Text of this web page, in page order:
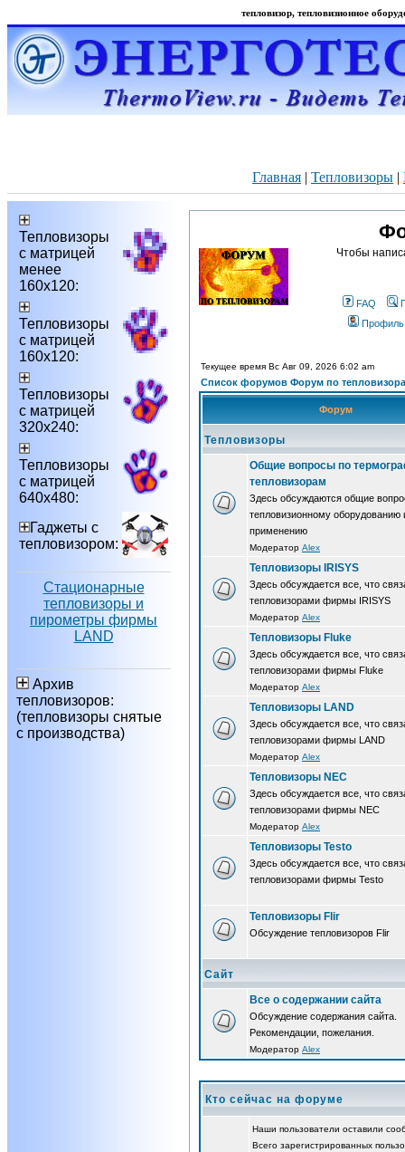
тепловизор, тепловизионное
Главная | Тепловизоры |
Тепловизоры
с матрицей
менее
160х120:
Тепловизоры
с матрицей
160х120:
Тепловизоры
с матрицей
320х240:
Тепловизоры
с матрицей
640х480:
Гаджеты с
тепловизором:
Стационарные
тепловизоры и
пирометры фирмы
LAND
Архив
тепловизоров:
(тепловизоры снятые
с производства)
Чтобы
FAQ
Профиль
Текущее время Вс Авг 09, 2026 6:02 am
Список форумов Форум по
Форум
Тепловизоры
Общие вопросы по
тепловизорам
Здесь обсуждаются общие
тепловизионному оборудованию
применению
Модератор Alex
Тепловизоры IRISYS
Здесь обсуждается все, что
тепловизорами фирмы IRISYS
Модератор Alex
Тепловизоры Fluke
Здесь обсуждается все, что
тепловизорами фирмы Fluke
Модератор Alex
Тепловизоры LAND
Здесь обсуждается все, что
тепловизорами фирмы LAND
Модератор Alex
Тепловизоры NEC
Здесь обсуждается все, что
тепловизорами фирмы NEC
Модератор Alex
Тепловизоры Testo
Здесь обсуждается все, что
тепловизорами фирмы Testo
Тепловизоры Flir
Обсуждение тепловизоров Flir
Сайт
Все о содержании сайта
Обсуждение содержания сайта.
Рекомендации, пожелания.
Модератор Alex
Кто сейчас на форуме
Наши пользователи оставили
Всего зарегистрированных